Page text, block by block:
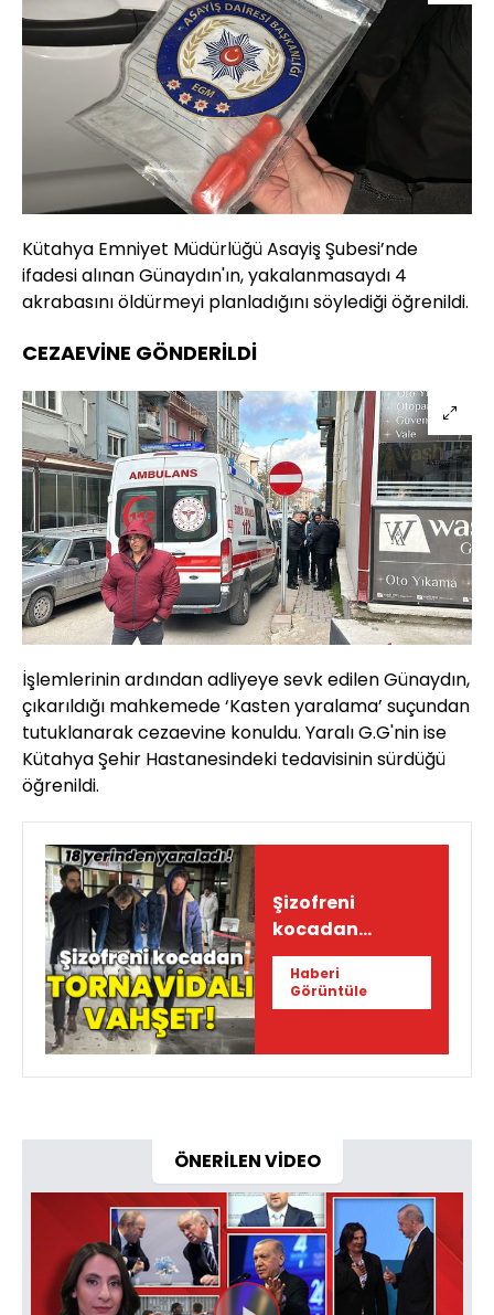
Kütahya Emniyet Müdürlüğü Asayiş Şubesi’nde
ifadesi alınan Günaydın'ın, yakalanmasaydı 4
akrabasını öldürmeyi planladığını söylediği öğrenildi.
CEZAEVİNE GÖNDERİLDİ
İşlemlerinin ardından adliyeye sevk edilen Günaydın,
çıkarıldığı mahkemede ‘Kasten yaralama’ suçundan
tutuklanarak cezaevine konuldu. Yaralı G.G'nin ise
Kütahya Şehir Hastanesindeki tedavisinin sürdüğü
öğrenildi.
Şizofreni
kocadan
tornavidalı
vahşet!
Haberi
Görüntüle
ÖNERİLEN VİDEO